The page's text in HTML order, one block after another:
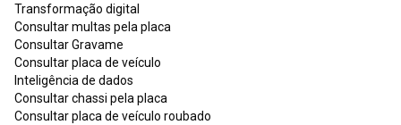
Transformação digital
Consultar multas pela placa
Consultar Gravame
Consultar placa de veículo
Inteligência de dados
Consultar chassi pela placa
Consultar placa de veículo roubado